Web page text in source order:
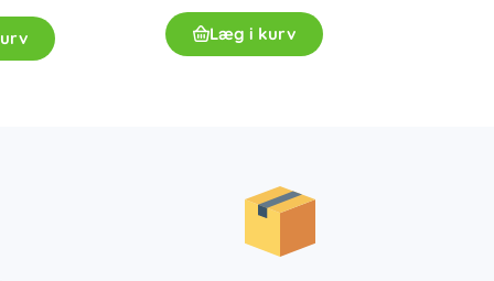
Læg i kurv